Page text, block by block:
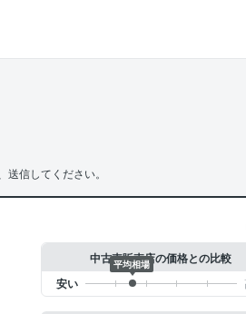
信してください。
中古車販売店の価格との比較
平均相場